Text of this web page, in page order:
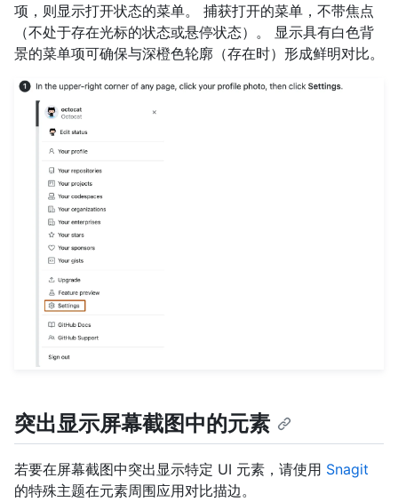
项，则显示打开状态的菜单。 捕获打开的菜单，不带焦点
（不处于存在光标的状态或悬停状态）。 显示具有白色背
景的菜单项可确保与深橙色轮廓（存在时）形成鲜明对比。
突出显示屏幕截图中的元素
若要在屏幕截图中突出显示特定 UI 元素，请使用 Snagit
的特殊主题在元素周围应用对比描边。